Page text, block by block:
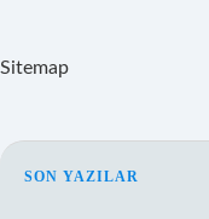
Sitemap
SIDEBAR
SON YAZILAR